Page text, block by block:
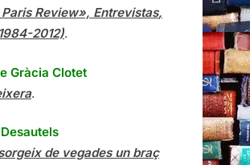
Paris Review», Entrevistas,
2012).
Gràcia Clotet
.
sorgeix de vegades un braç